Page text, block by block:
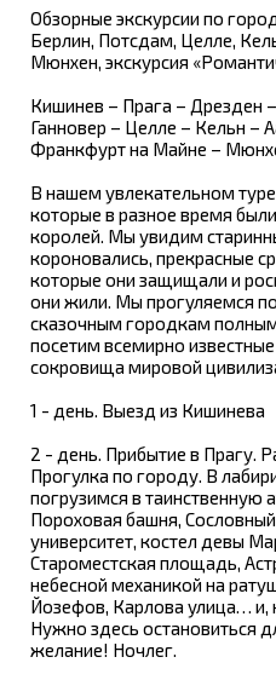
Обзорные экскурсии по
Берлин, Потсдам, Целле,
Мюнхен, экскурсия
Кишинев – Прага – Дрезден
Ганновер – Целле – Кельн –
Франкфурт на Майне –
В нашем увлекательном
которые в разное время
королей. Мы увидим
короновались, прекрасные
которые они защищали и
они жили. Мы прогуляемся
сказочным городкам
посетим всемирно
сокровища мировой
1 - день. Выезд из Кишинева
2 - день. Прибытие в Прагу.
Прогулка по городу. В
погрузимся в таинственную
Пороховая башня,
университет, костел девы
Староместская площадь,
небесной механикой на
Йозефов, Карлова улица… и,
Нужно здесь остановиться
желание! Ночлег.